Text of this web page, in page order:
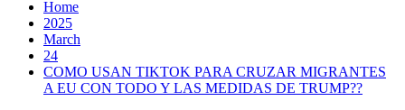
Home
2025
March
24
COMO USAN TIKTOK PARA CRUZAR MIGRANTES
A EU CON TODO Y LAS MEDIDAS DE TRUMP??